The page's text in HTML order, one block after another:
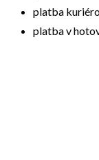
platba
platba v